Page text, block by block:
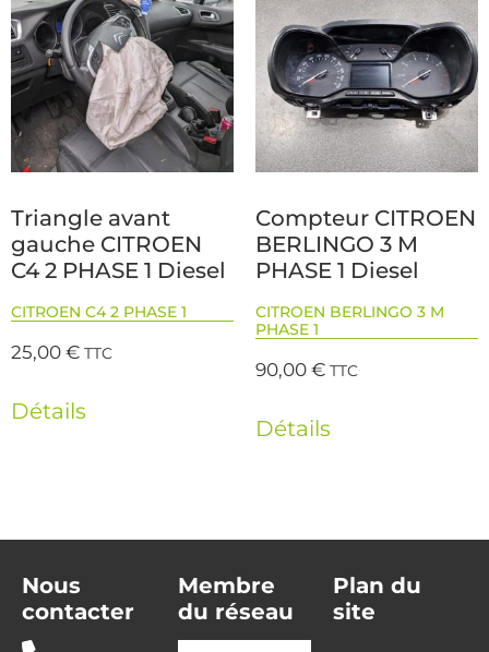
Triangle avant
gauche CITROEN
C4 2 PHASE 1 Diesel
CITROEN C4 2 PHASE 1
25,00€ TTC
Détails
Compteur CITROEN
BERLINGO 3 M
PHASE 1 Diesel
CITROEN BERLINGO 3 M
PHASE 1
90,00€ TTC
Détails
Nous
contacter
Membre
du réseau
Plan du
site